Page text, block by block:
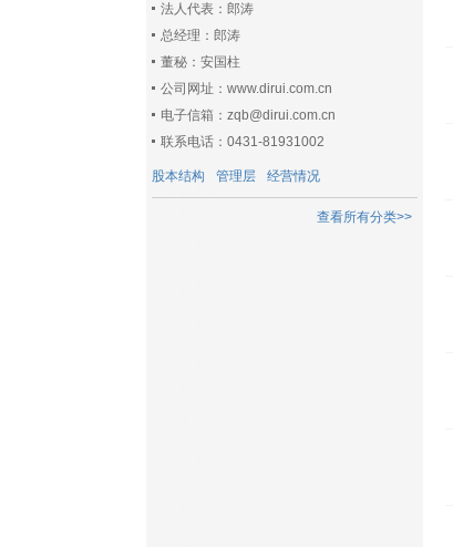
法人代表：郎涛
总经理：郎涛
董秘：安国柱
公司网址：www.dirui.com.cn
电子信箱：zqb@dirui.com.cn
联系电话：0431-81931002
股本结构 管理层 经营情况
查看所有分类>>